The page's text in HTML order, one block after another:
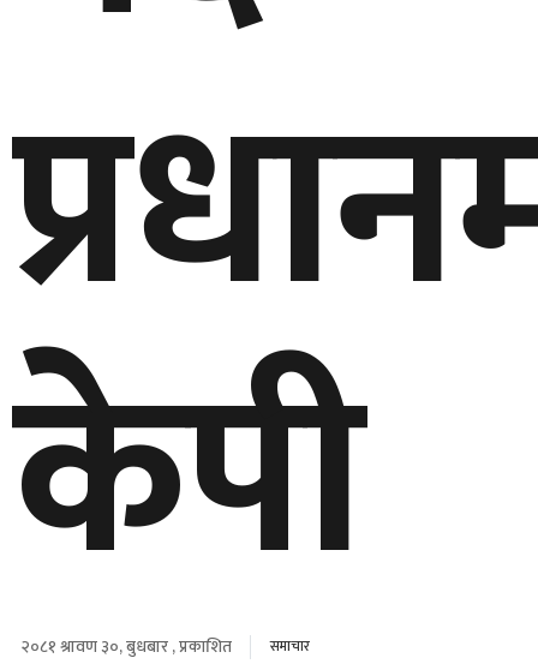
केपी
२०८१ श्रावण ३०, बुधबार , प्रकाशित समाचार